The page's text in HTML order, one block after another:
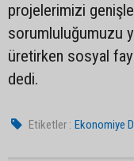
projelerimizi
sorumluluğumuzu
üretirken sosyal
dedi.
Etiketler : Ekonomiye